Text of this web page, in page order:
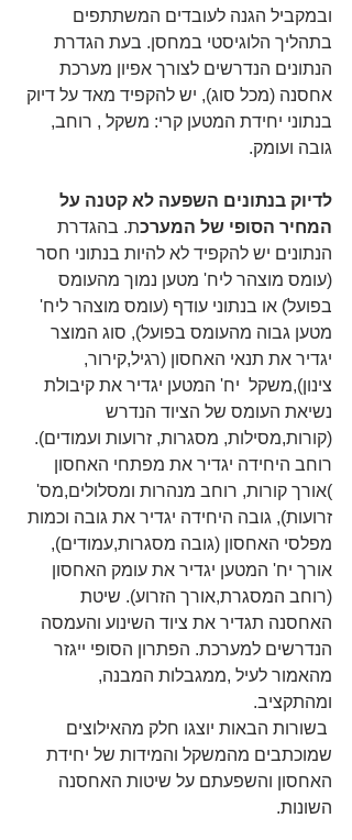
ובמקביל הגנה לעובדים המשתתפים
בתהליך הלוגיסטי במחסן. בעת הגדרת
הנתונים הנדרשים לצורך אפיון מערכת
אחסנה (מכל סוג), יש להקפיד מאד על דיוק
בנתוני יחידת המטען קרי: משקל , רוחב,
גובה ועומק.
לדיוק בנתונים השפעה לא קטנה על
המחיר הסופי של המערכת. בהגדרת
הנתונים יש להקפיד לא להיות בנתוני חסר
(עומס מוצהר ליח' מטען נמוך מהעומס
בפועל) או בנתוני עודף (עומס מוצהר ליח'
מטען גבוה מהעומס בפועל), סוג המוצר
יגדיר את תנאי האחסון (רגיל,קירור,
צינון),משקל  יח' המטען יגדיר את קיבולת
נשיאת העומס של הציוד הנדרש
(קורות,מסילות, מסגרות, זרועות ועמודים).
רוחב היחידה יגדיר את מפתחי האחסון
)אורך קורות, רוחב מנהרות ומסלולים,מס'
זרועות), גובה היחידה יגדיר את גובה וכמות
מפלסי האחסון (גובה מסגרות,עמודים),
אורך יח' המטען יגדיר את עומק האחסון
(רוחב המסגרת,אורך הזרוע). שיטת
האחסנה תגדיר את ציוד השינוע והעמסה
הנדרשים למערכת. הפתרון הסופי ייגזר
מהאמור לעיל ,ממגבלות המבנה,
ומהתקציב.
בשורות הבאות יוצגו חלק מהאילוצים
שמוכתבים מהמשקל והמידות של יחידת
האחסון והשפעתם על שיטות האחסנה
השונות.